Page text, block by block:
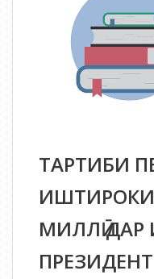
ТАРТИБИ
МИЛЛӢ